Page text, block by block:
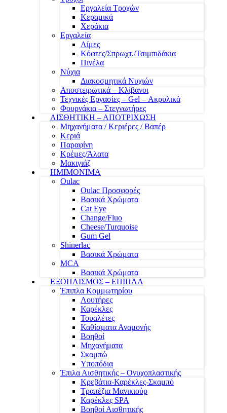
Εργαλεία Τροχών
Κεραμικά
Χεράκια
Εργαλεία
Λίμες
Κόφτες/Σπρωχτ./Τσιμπιδάκια
Πινέλα
Νύχια
Διακοσμητικά Νυχιών
Αποστειρωτικά – Κλίβανοι
Τεχνικές Εργασίες – Gel – Ακρυλικά
Φουρνάκια – Στεγνωτήρες
ΑΙΣΘΗΤΙΚΗ – ΑΠΟΤΡΙΧΩΣΗ
Μηχανήματα / Κεριέρες / Βαπέρ
Κεριά
Παραφίνη
Κρέμες/Άλατα
Μακιγιάζ
ΗΜΙΜΟΝΙΜΑ
Oulac
Oulac Προσφορές
Βασικά Χρώματα
Cat Eye
Change/Fluo
Cheese/Turquoise
Gum Gel
Shinerlac
Βασικά Χρώματα
MCA
Βασικά Χρώματα
ΕΞΟΠΛΙΣΜΟΣ – ΕΠΙΠΛΑ
Έπιπλα Κομμωτηρίου
Λουτήρες
Καρέκλες
Τουαλέτες
Καθίσματα Αναμονής
Βοηθοί
Μηχανήματα
Σκαμπώ
Υποπόδια
Έπιλα Αισθητικής – Ονυχοπλαστικής
Κρεβάτια-Καρέκλες-Σκαμπό
Τραπέζια Μανικιούρ
Καρέκλες SPA
Βοηθοί Αισθητικής